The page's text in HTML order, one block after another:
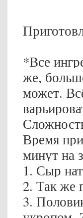
*Все
же,
может.
Время
минут на
1. Сыр
2. Так же
3.